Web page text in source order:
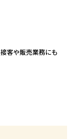
接客や販売業務にも